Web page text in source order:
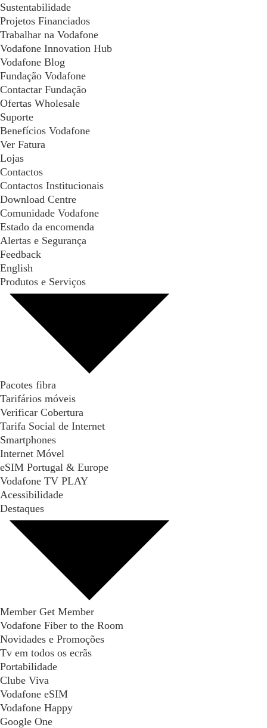
Sustentabilidade
Projetos Financiados
Trabalhar na Vodafone
Vodafone Innovation Hub
Vodafone Blog
Fundação Vodafone
Contactar Fundação
Ofertas Wholesale
Suporte
Benefícios Vodafone
Ver Fatura
Lojas
Contactos
Contactos Institucionais
Download Centre
Comunidade Vodafone
Estado da encomenda
Alertas e Segurança
Feedback
English
Produtos e Serviços
Pacotes fibra
Tarifários móveis
Verificar Cobertura
Tarifa Social de Internet
Smartphones
Internet Móvel
eSIM Portugal & Europe
Vodafone TV PLAY
Acessibilidade
Destaques
Member Get Member
Vodafone Fiber to the Room
Novidades e Promoções
Tv em todos os ecrãs
Portabilidade
Clube Viva
Vodafone eSIM
Vodafone Happy
Google One